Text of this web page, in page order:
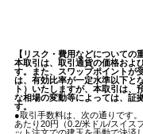
【リスク・費用などについての
本取引は、取引通貨の価格およ
す。また、スワップポイントが
は、有効比率が一定水準以下と
ト）いたしますが、本取引は
な相場の変動等によっては、証
す。
●取引手数料は、次の通りです
あたり20円（0.2/米ドル/スイス